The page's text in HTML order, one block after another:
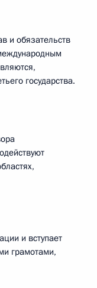
и обязательств
государства.
и вступает
грамотами,